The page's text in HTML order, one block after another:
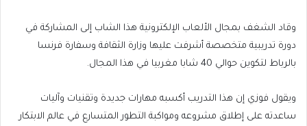
وقاد الشغف بمجال الألعاب الإلكترونية هذا الشاب إلى المشاركة في
دورة تدريبية متخصصة أشرفت عليها وزارة الثقافة وسفارة فرنسا
بالرباط لتكوين حوالي 40 شابا مغربيا في هذا المجال.
ويقول فوزي إن هذا التدريب أكسبه مهارات جديدة وتقنيات وآليات
ساعدته على إطلاق مشروعه ومواكبة التطور المتسارع في عالم الابتكار